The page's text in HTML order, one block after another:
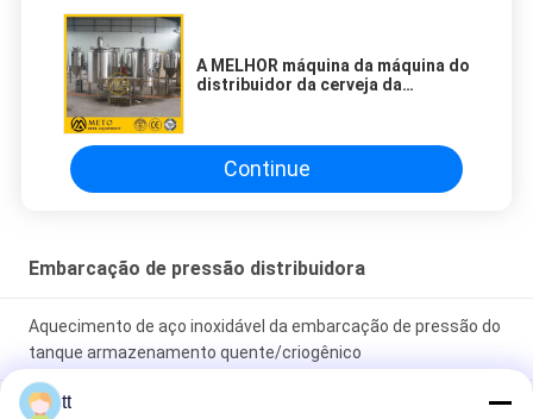
A MELHOR máquina da máquina do
distribuidor da cerveja da
Continue
Embarcação de pressão distribuidora
Aquecimento de aço inoxidável da embarcação de pressão do
tanque armazenamento quente/criogênico
Armazenamento de aço inoxidável da embarcação de
tt